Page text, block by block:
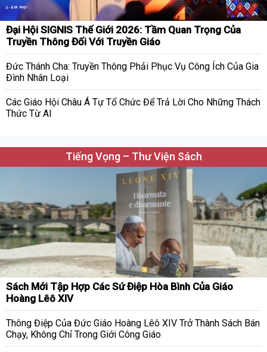
Đại Hội SIGNIS Thế Giới 2026: Tầm Quan Trọng Của
Truyền Thông Đối Với Truyền Giáo
Đức Thánh Cha: Truyền Thông Phải Phục Vụ Công Ích Của Gia
Đình Nhân Loại
Các Giáo Hội Châu Á Tự Tổ Chức Để Trả Lời Cho Những Thách
Thức Từ AI
Tiếng Vọng – Thư Viện Sách
Sách Mới Tập Hợp Các Sứ Điệp Hòa Bình Của Giáo
Hoàng Lêô XIV
Thông Điệp Của Đức Giáo Hoàng Lêô XIV Trở Thành Sách Bán
Chạy, Không Chỉ Trong Giới Công Giáo